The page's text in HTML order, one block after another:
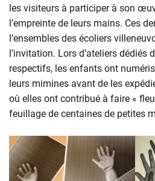
les visiteurs à participer à son
l’empreinte de leurs mains. Ces
l’ensembles des écoliers
l’invitation. Lors d’ateliers
respectifs, les enfants ont
leurs mimines avant de les
où elles ont contribué à faire «
feuillage de centaines de petites